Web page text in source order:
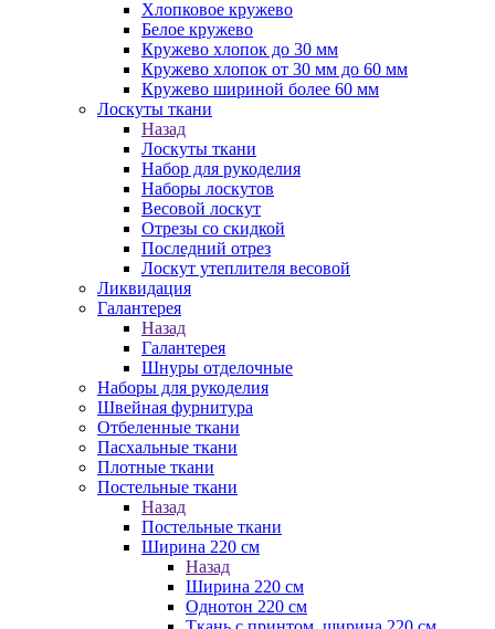
Хлопковое кружево
Белое кружево
Кружево хлопок до 30 мм
Кружево хлопок от 30 мм до 60 мм
Кружево шириной более 60 мм
Лоскуты ткани
Назад
Лоскуты ткани
Набор для рукоделия
Наборы лоскутов
Весовой лоскут
Отрезы со скидкой
Последний отрез
Лоскут утеплителя весовой
Ликвидация
Галантерея
Назад
Галантерея
Шнуры отделочные
Наборы для рукоделия
Швейная фурнитура
Отбеленные ткани
Пасхальные ткани
Плотные ткани
Постельные ткани
Назад
Постельные ткани
Ширина 220 см
Назад
Ширина 220 см
Однотон 220 см